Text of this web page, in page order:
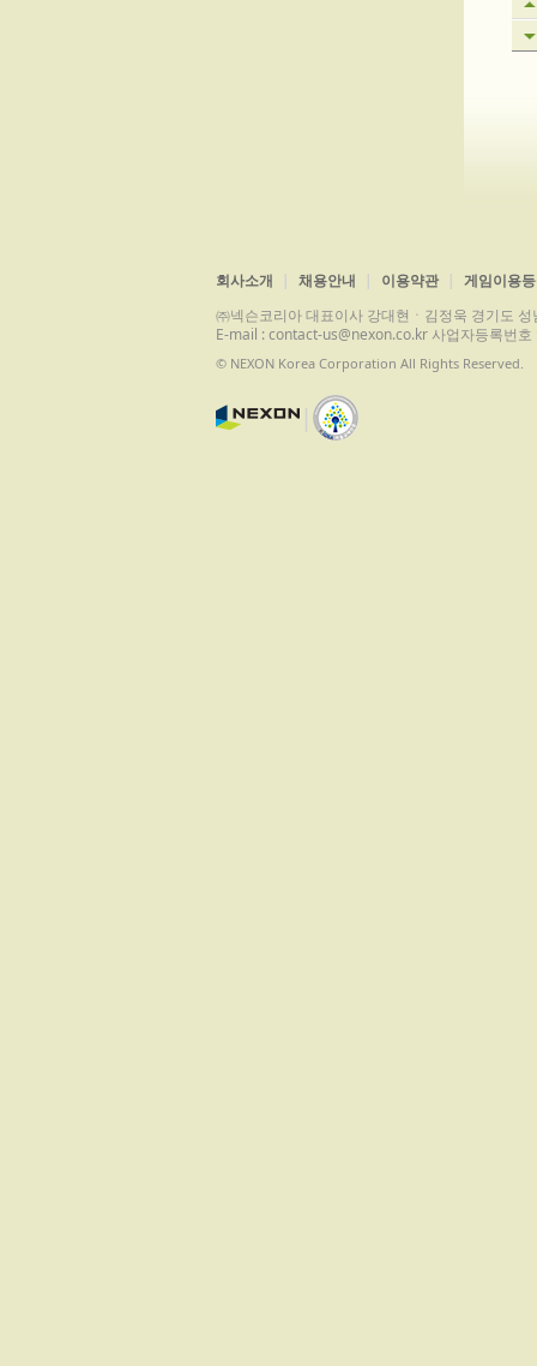
회사소개 채용안내 이용약관
게임이용
㈜넥슨코리아 대표이사 강대현ㆍ김정욱 경기도
E-mail : contact-us@nexon.co.kr 사업자등록번
© NEXON Korea Corporation All Rights Reserved.
|